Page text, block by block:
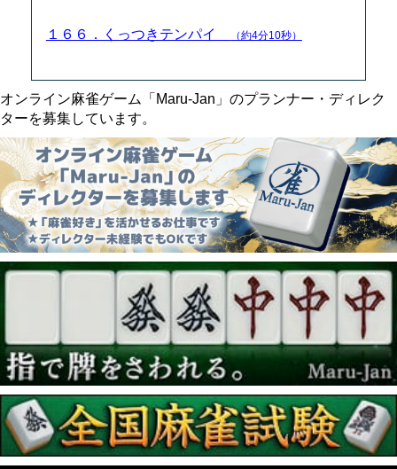
１６６．くっつきテンパイ （約4分10秒）
オンライン麻雀ゲーム「Maru-Jan」のプランナー・ディレク
ターを募集しています。